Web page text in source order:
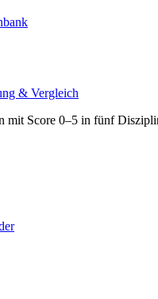
& Vergleich
mit Score 0–5 in fünf